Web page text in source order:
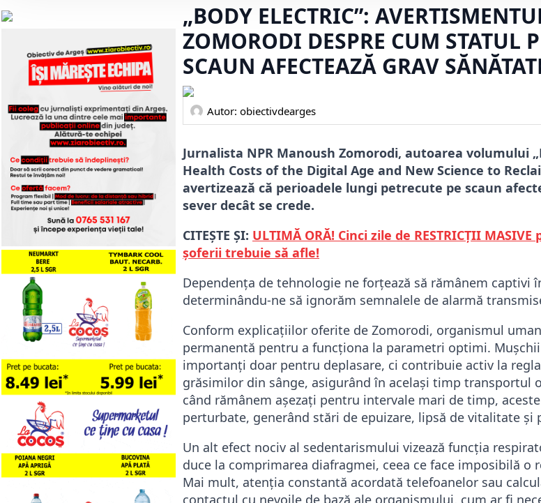
„BODY ELECTRIC”:
ZOMORODI DESPRE CUM STATUL
SCAUN AFECTEAZĂ GRAV
Autor: obiectivdearges
Jurnalista NPR Manoush Zomorodi, autoarea volumului
Health Costs of the Digital Age and New Science to
avertizează că perioadele lungi petrecute pe scaun
sever decât se crede.
CITEȘTE ȘI: ULTIMĂ ORĂ! Cinci zile de RESTRICȚII
șoferii trebuie să afle!
Dependența de tehnologie ne forțează să rămânem captivi
determinându-ne să ignorăm semnalele de alarmă
Conform explicațiilor oferite de Zomorodi, organismul
permanentă pentru a funcționa la parametri optimi.
importanți doar pentru deplasare, ci contribuie activ la
grăsimilor din sânge, asigurând în același timp transportul
când rămânem așezați pentru intervale mari de timp,
perturbate, generând stări de epuizare, lipsă de vitalitate și
Un alt efect nociv al sedentarismului vizează funcția
duce la comprimarea diafragmei, ceea ce face imposibilă o
Mai mult, atenția constantă acordată telefoanelor sau
contactul cu nevoile de bază ale organismului, cum ar fi